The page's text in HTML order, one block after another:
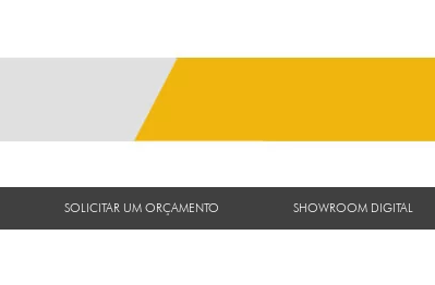
SOLICITAR UM ORÇAMENTO SHOWROOM DIGITAL